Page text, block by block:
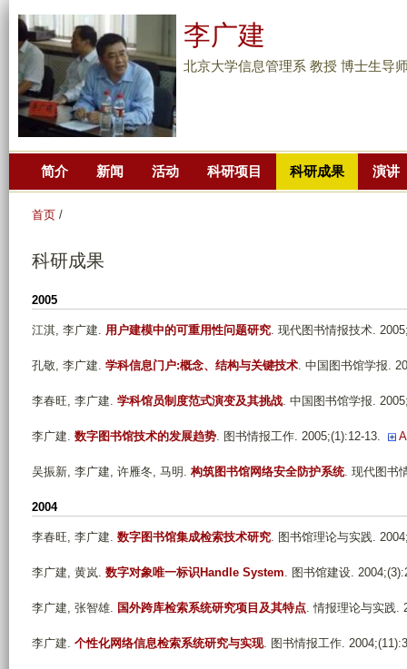
到
主
要
李广建
北京大学信息管理系 教授 博士生导
简介 新闻 活动 科研项目 科研成果 演讲
首页 /
科研成果
2005
江淇, 李广建. 用户建模中的可重用性问题研究. 现代图书情报技术.
孔敬, 李广建. 学科信息门户:概念、结构与关键技术. 中国图书馆学报.
李春旺, 李广建. 学科馆员制度范式演变及其挑战. 中国图书馆学报.
李广建. 数字图书馆技术的发展趋势. 图书情报工作. 2005;(1):12-13.
吴振新, 李广建, 许雁冬, 马明 . 构筑图书馆网络安全防护系统. 现代图书
2004
李春旺, 李广建. 数字图书馆集成检索技术研究. 图书馆理论与实践.
李广建, 黄岚. 数字对象唯一标识Handle System. 图书馆建设.
李广建, 张智雄. 国外跨库检索系统研究项目及其特点. 情报理论与实践.
李广建. 个性化网络信息检索系统研究与实现. 图书情报工作.